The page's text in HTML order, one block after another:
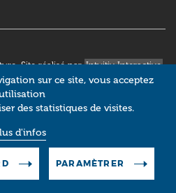
Site réalisé parIntuitiv Interactive
sur ce site, vous acceptez
des statistiques de visites.
d'infos
PARAMÈTRER